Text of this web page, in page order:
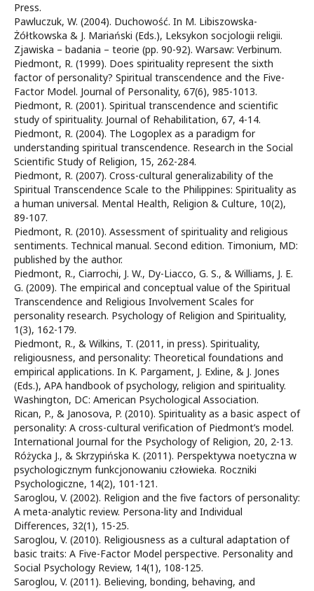
Press.
Pawluczuk, W. (2004). Duchowość. In M. Libiszowska-
Żółtkowska & J. Mariański (Eds.), Leksykon socjologii religii.
Zjawiska – badania – teorie (pp. 90-92). Warsaw: Verbinum.
Piedmont, R. (1999). Does spirituality represent the sixth
factor of personality? Spiritual transcendence and the Five-
Factor Model. Journal of Personality, 67(6), 985-1013.
Piedmont, R. (2001). Spiritual transcendence and scientific
study of spirituality. Journal of Rehabilitation, 67, 4-14.
Piedmont, R. (2004). The Logoplex as a paradigm for
understanding spiritual transcendence. Research in the Social
Scientific Study of Religion, 15, 262-284.
Piedmont, R. (2007). Cross-cultural generalizability of the
Spiritual Transcendence Scale to the Philippines: Spirituality as
a human universal. Mental Health, Religion & Culture, 10(2),
89-107.
Piedmont, R. (2010). Assessment of spirituality and religious
sentiments. Technical manual. Second edition. Timonium, MD:
published by the author.
Piedmont, R., Ciarrochi, J. W., Dy-Liacco, G. S., & Williams, J. E.
G. (2009). The empirical and conceptual value of the Spiritual
Transcendence and Religious Involvement Scales for
personality research. Psychology of Religion and Spirituality,
1(3), 162-179.
Piedmont, R., & Wilkins, T. (2011, in press). Spirituality,
religiousness, and personality: Theoretical foundations and
empirical applications. In K. Pargament, J. Exline, & J. Jones
(Eds.), APA handbook of psychology, religion and spirituality.
Washington, DC: American Psychological Association.
Rican, P., & Janosova, P. (2010). Spirituality as a basic aspect of
personality: A cross-cultural verification of Piedmont’s model.
International Journal for the Psychology of Religion, 20, 2-13.
Różycka J., & Skrzypińska K. (2011). Perspektywa noetyczna w
psychologicznym funkcjonowaniu człowieka. Roczniki
Psychologiczne, 14(2), 101-121.
Saroglou, V. (2002). Religion and the five factors of personality:
A meta-analytic review. Persona-lity and Individual
Differences, 32(1), 15-25.
Saroglou, V. (2010). Religiousness as a cultural adaptation of
basic traits: A Five-Factor Model perspective. Personality and
Social Psychology Review, 14(1), 108-125.
Saroglou, V. (2011). Believing, bonding, behaving, and